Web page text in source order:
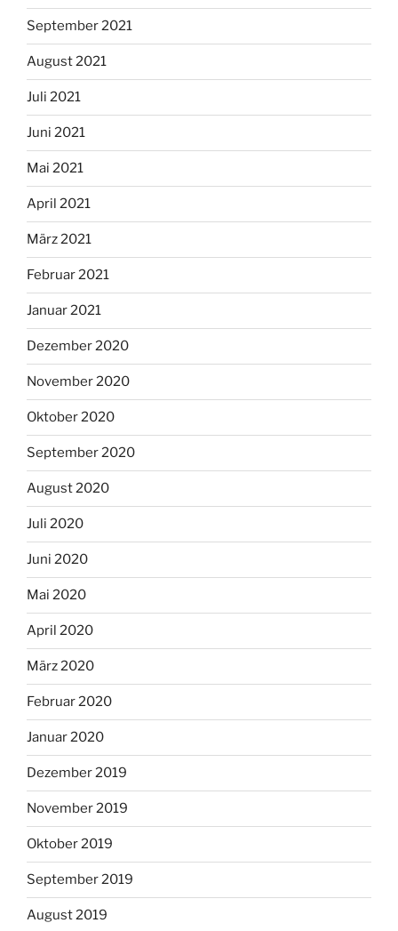
September 2021
August 2021
Juli 2021
Juni 2021
Mai 2021
April 2021
März 2021
Februar 2021
Januar 2021
Dezember 2020
November 2020
Oktober 2020
September 2020
August 2020
Juli 2020
Juni 2020
Mai 2020
April 2020
März 2020
Februar 2020
Januar 2020
Dezember 2019
November 2019
Oktober 2019
September 2019
August 2019